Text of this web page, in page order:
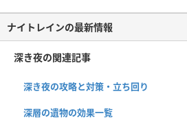
ナイトレインの最新情報
深き夜の関連記事
深き夜の攻略と対策・立ち回り
深層の遺物の効果一覧